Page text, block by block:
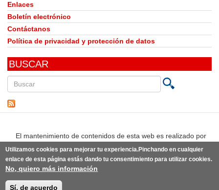
Enlaces
Boletín electrónico
Contáctanos
Política de privacidad y protección de datos
BUSCAR
en
El mantenimiento de contenidos de esta web es realizado por
idea original de knoWare y diseño original de
Utilizamos cookies para mejorar tu experiencia.Pinchando en cualquier
enlace de esta página estás dando tu consentimiento para utilizar cookies.
No, quiero más información
Sí, de acuerdo